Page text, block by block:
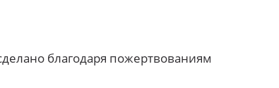
благодаря пожертвованиям